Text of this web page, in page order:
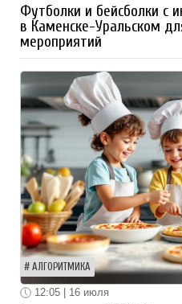
Футболки и бейсболки с
в Каменске-Уральском
мероприятий
АЛГОРИТМИКА
12:05 | 16 июля